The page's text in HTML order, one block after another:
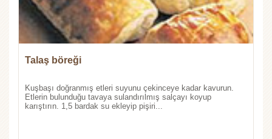
Talaş böreği
Kuşbaşı doğranmış etleri suyunu çekinceye kadar kavurun.
Etlerin bulunduğu tavaya sulandırılmış salçayı koyup
karıştırın. 1,5 bardak su ekleyip pişiri...